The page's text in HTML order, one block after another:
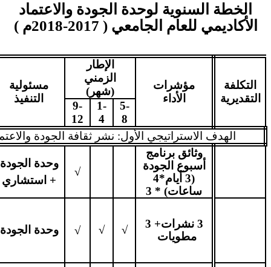
الخطة السنوية لوحدة الجودة والاعتماد
الأكاديمي للعام الجامعي ( 2017-2018م )
التكلفة
التقديرية
مؤشرات
الأداء
الإطار
الزمني
(شهر)
مسئولية
التنفيذ
5-
8
1-
4
9-
12
الهدف الاستراتيجي الأول: نشر ثقافة الجودة
وثائق برنامج
أسبوع الجودة
(3 أيام*4
ساعات) * 3
√
وحدة الجودة
+ استشاري
3 نشرات+ 3
مطويات
√
√
√ وحدة الجودة